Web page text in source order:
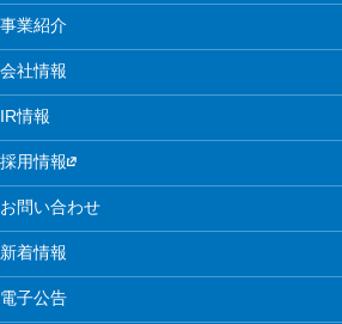
事業紹介
会社情報
IR情報
採用情報
お問い合わせ
新着情報
電子公告